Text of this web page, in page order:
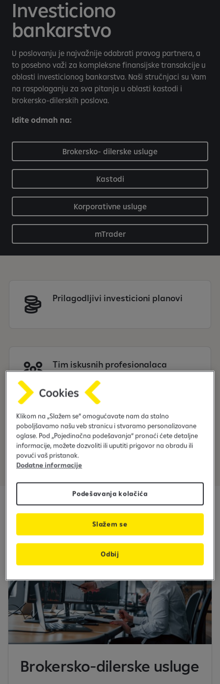
Investiciono
bankarstvo
U poslovanju je najvažnije odabrati pravog partnera, a
to posebno važi za kompleksne finansijske transakcije u
oblasti investicionog bankarstva. Naši stručnjaci su Vam
na raspolaganju za sva pitanja u oblasti kastodi i
brokersko-dilerskih poslova.
Idite odmah na:
Brokersko- dilerske usluge
Kastodi
Korporativne usluge
mTrader
Prilagodljivi investicioni planovi
Tim iskusnih profesionalaca
Širok spektar usluga
Brokersko-dilerske usluge
Klikom na „Slažem se“ omogućavate nam da stalno
poboljšavamo našu veb stranicu i stvaramo personalizovane
oglase. Pod „Pojedinačna podešavanja“ pronaći ćete detaljne
informacije, možete dozvoliti ili uputiti prigovor na obradu ili
povući vaš pristanak.
Dodatne informacije
Podešavanja kolačića
Odbij
Slažem se